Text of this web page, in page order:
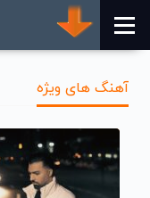
آهنگ های ویژه